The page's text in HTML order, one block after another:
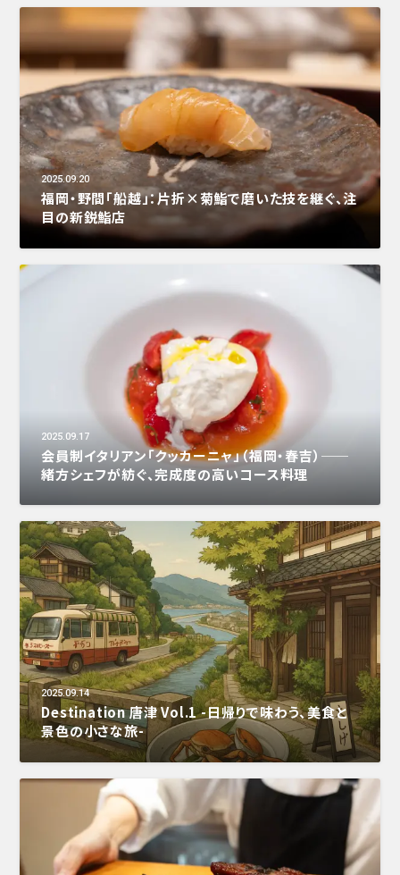
2025.09.20
福岡・野間「船越」：片折×菊鮨で磨いた技を継ぐ、注
目の新鋭鮨店
2025.09.17
会員制イタリアン「クッカーニャ」（福岡・春吉）──
緒方シェフが紡ぐ、完成度の高いコース料理
2025.09.14
Destination 唐津 Vol.1 -日帰りで味わう、美食と
景色の小さな旅-